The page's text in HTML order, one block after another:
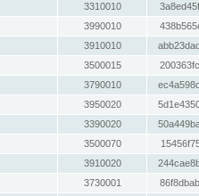
3310010
3990010
3910010
3500015
3790010
3950020
3390020
3500070
3910020
3730001